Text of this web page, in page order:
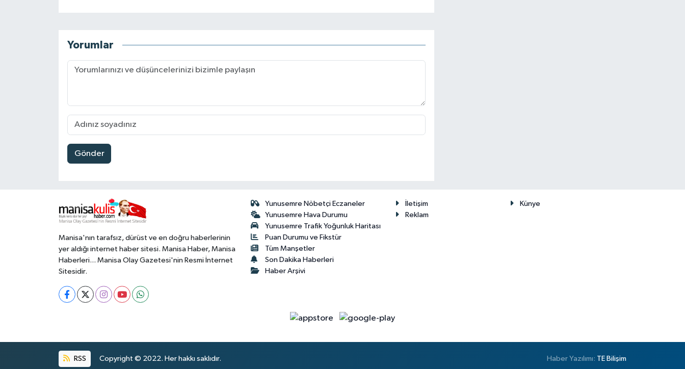
Yorumlar
Gönder
Manisa'nın tarafsız, dürüst ve en doğru haberlerinin
yer aldığı internet haber sitesi. Manisa Haber, Manisa
Haberleri... Manisa Olay Gazetesi'nin Resmi İnternet
Sitesidir.
Yunusemre Nöbetçi Eczaneler
Yunusemre Hava Durumu
Yunusemre Trafik Yoğunluk Haritası
Puan Durumu ve Fikstür
Tüm Manşetler
Son Dakika Haberleri
Haber Arşivi
İletişim
Künye
Reklam
RSS Copyright © 2022. Her hakkı saklıdır. Haber Yazılımı: TE Bilişim